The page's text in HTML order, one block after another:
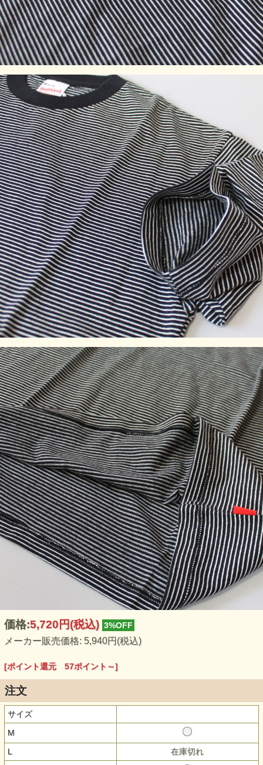
価格:5,720円(税込) 3%OFF
メーカー販売価格: 5,940円(税込)
[ポイント還元 57ポイント～]
注文
サイズ
M
L 在庫切れ